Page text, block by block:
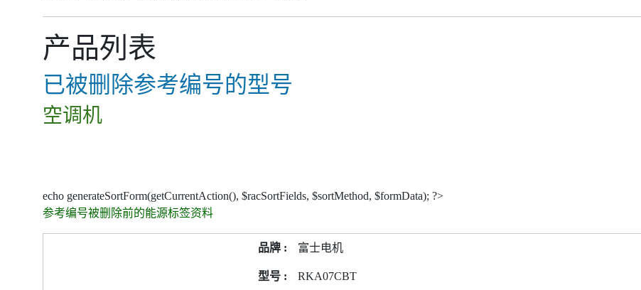
产品列表
已被删除参考编号的型号
空调机
echo generateSortForm(getCurrentAction(), $racSortFields, $sortMethod, $formData); ?>
参考编号被删除前的能源标签资料
富士电机
RKA07CBT